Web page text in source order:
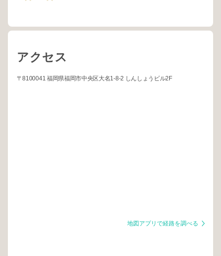
アクセス
〒8100041 福岡県福岡市中央区大名1-8-2 しんしょうビル2F
地図アプリで経路を調べる